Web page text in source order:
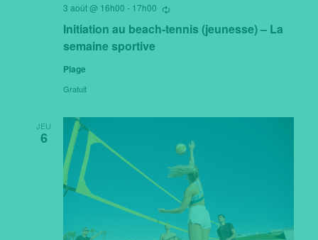
Initiation au beach-tennis (jeunesse) – La
semaine sportive
3 août @ 16h00 - 17h00
Se
Plage
Gratuit
JEU
6